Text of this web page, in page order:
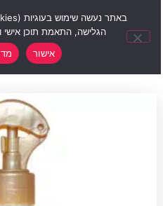
הגלישה, התאמת תוכן אישי
אישור